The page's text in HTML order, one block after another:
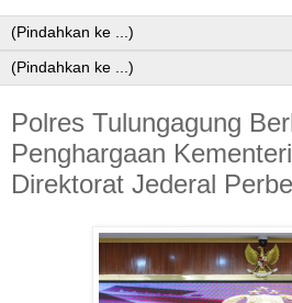
Polres Tulungagung
Penghargaan
Direktorat Jederal